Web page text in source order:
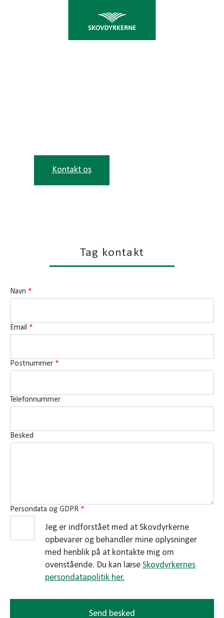
Kontakt os
Tag kontakt
Navn *
Email *
Postnummer *
Telefonnummer
Besked
Persondata og GDPR *
Jeg er indforstået med at Skovdyrkerne
opbevarer og behandler mine oplysninger
med henblik på at kontakte mig om
ovenstående. Du kan læse Skovdyrkernes
persondatapolitik her.
Send besked